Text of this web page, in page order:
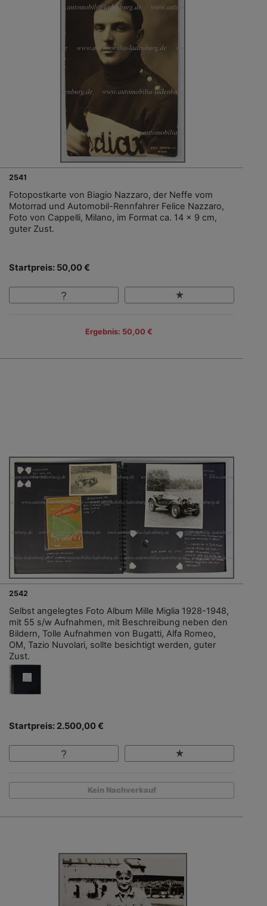
2541
Fotopostkarte von Biagio Nazzaro, der Neffe vom
Motorrad und Automobil-Rennfahrer Felice Nazzaro,
Foto von Cappelli, Milano, im Format ca. 14 x 9 cm,
guter Zust.
Startpreis: 50,00 €
Ergebnis: 50,00 €
2542
Selbst angelegtes Foto Album Mille Miglia 1928-1948,
mit 55 s/w Aufnahmen, mit Beschreibung neben den
Bildern, Tolle Aufnahmen von Bugatti, Alfa Romeo,
OM, Tazio Nuvolari, sollte besichtigt werden, guter
Zust.
Startpreis: 2.500,00 €
Kein Nachverkauf